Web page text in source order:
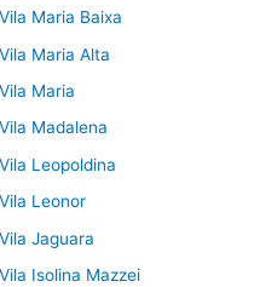
Maria Baixa
Maria Alta
Maria
Madalena
Leopoldina
Leonor
Jaguara
Isolina Mazzei